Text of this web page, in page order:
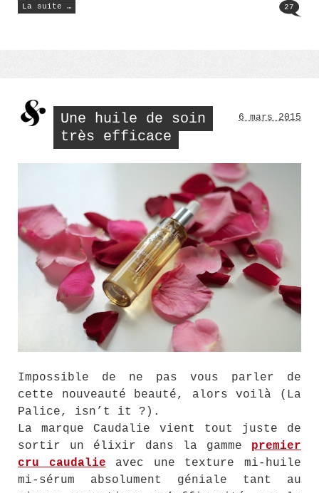
La suite …dot
27
Une huile de soin
très efficace
6 mars 2015
Impossible de ne pas vous parler de
cette nouveauté beauté, alors voilà (La
Palice, isn’t it ?).
La marque Caudalie vient tout juste de
sortir un élixir dans la gamme premier
cru caudalie avec une texture mi-huile
mi-sérum absolument géniale tant au